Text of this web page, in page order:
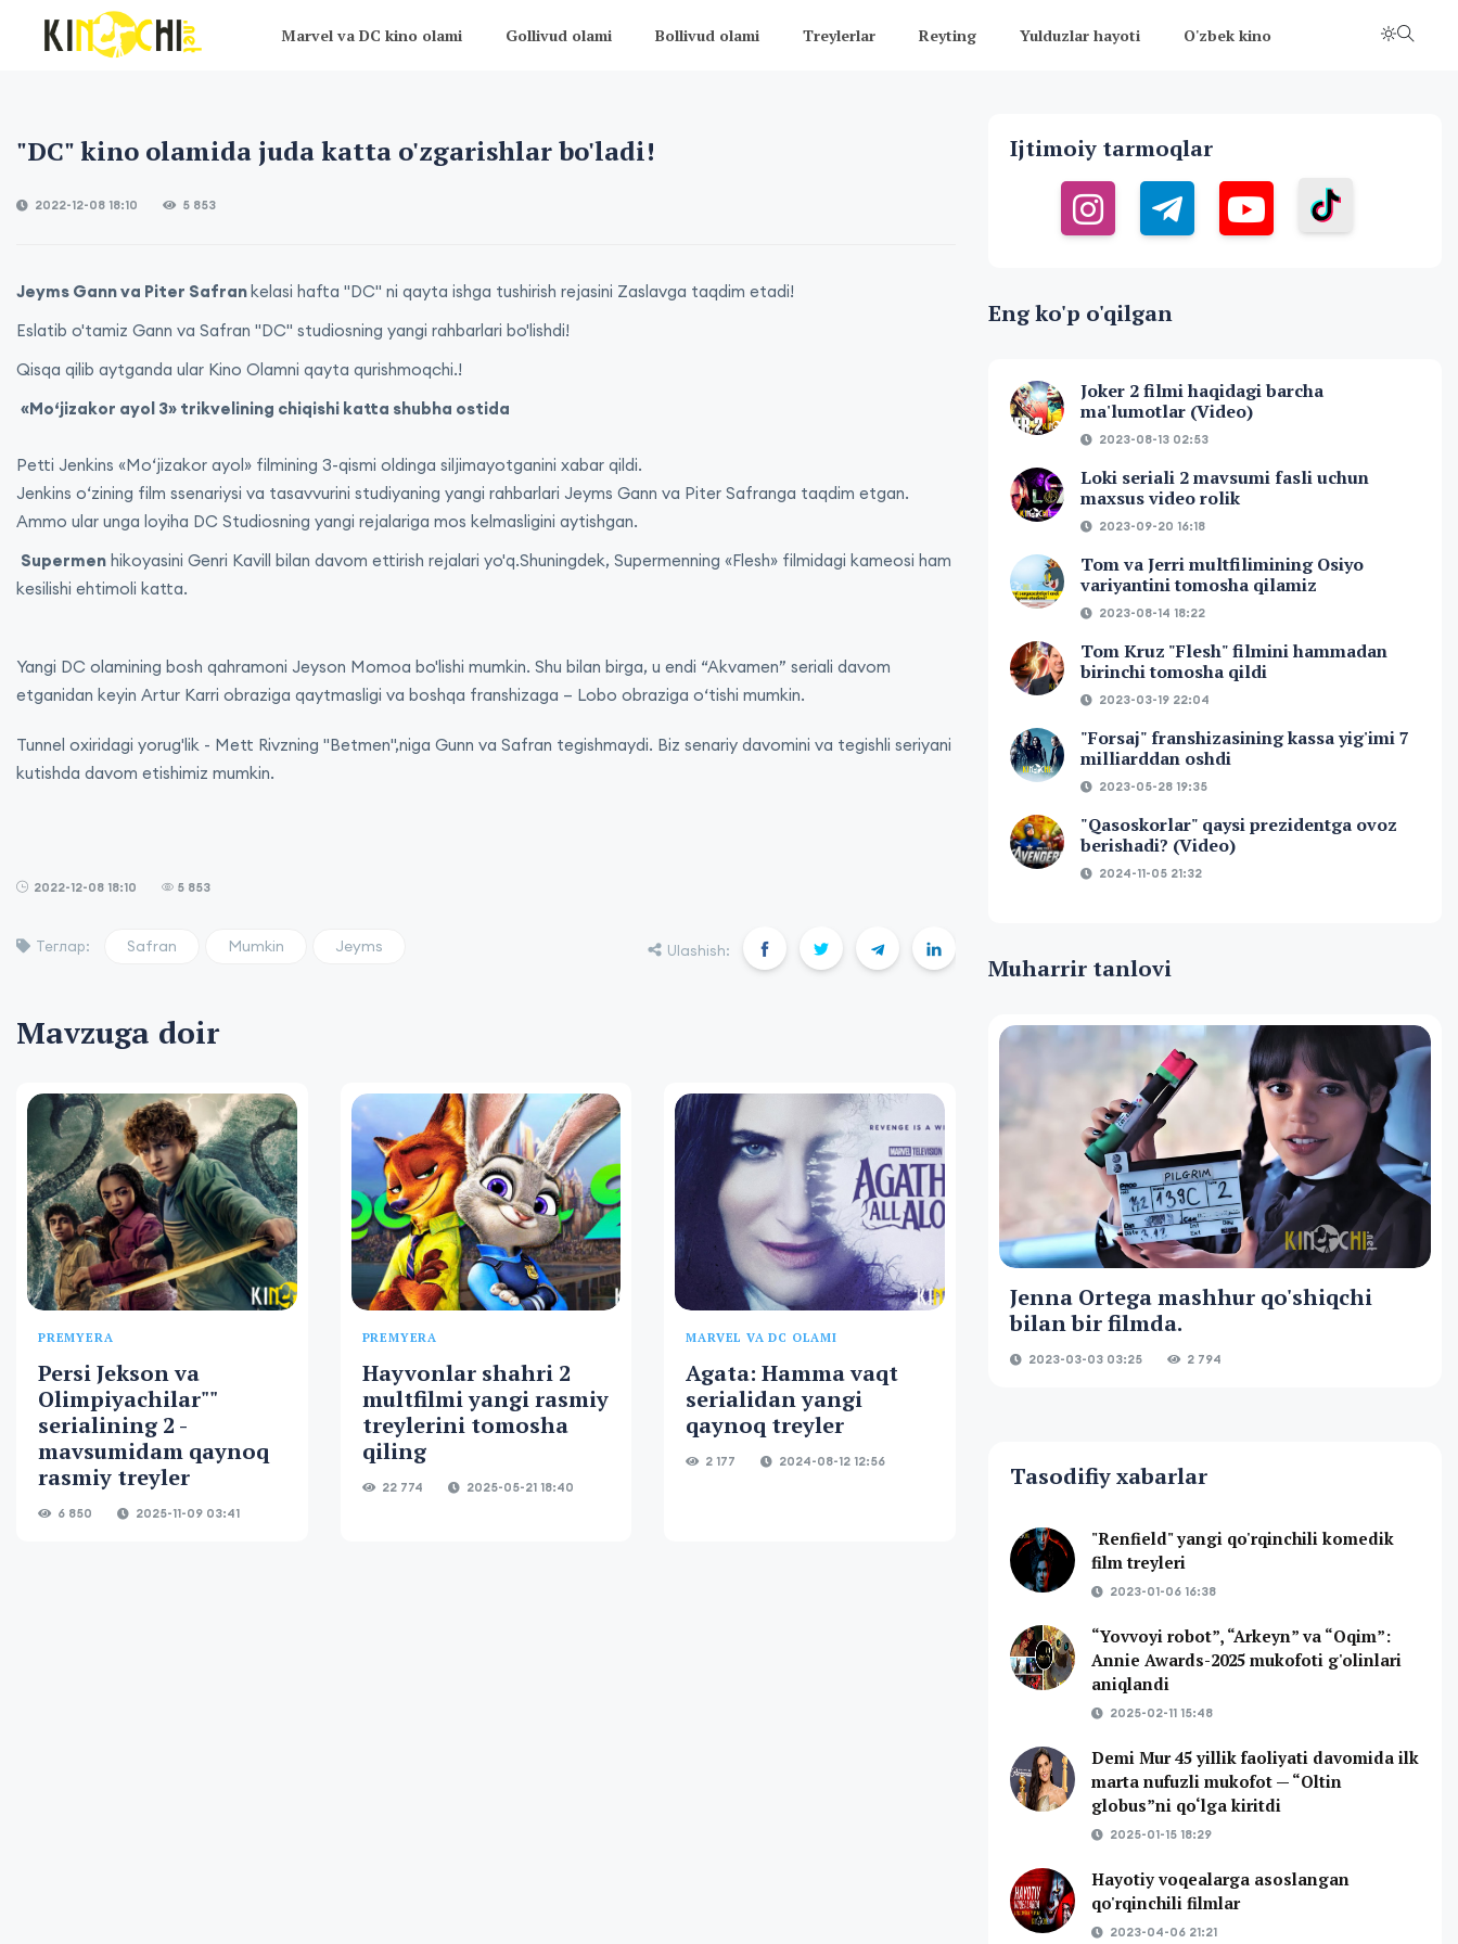
Marvel va DC kino olami Gollivud olami Bollivud olami Treylerlar Reyting Yulduzlar hayoti O'zbek kino
"DC" kino olamida juda katta o'zgarishlar bo'ladi!
2022-12-08 18:10 5 853
Jeyms Gann va Piter Safrankelasi hafta "DC" ni qayta ishga tushirish rejasini Zaslavga taqdim etadi!
Eslatib o'tamiz Gann va Safran "DC" studiosning yangi rahbarlari bo'lishdi!
Qisqa qilib aytganda ular Kino Olamni qayta qurishmoqchi.!
«Moʻjizakor ayol 3» trikvelining chiqishi katta shubha ostida
Petti Jenkins «Moʻjizakor ayol» filmining 3-qismi oldinga siljimayotganini xabar qildi.
Jenkins oʻzining film ssenariysi va tasavvurini studiyaning yangi rahbarlari Jeyms Gann va Piter Safranga taqdim etgan.
Ammo ular unga loyiha DC Studiosning yangi rejalariga mos kelmasligini aytishgan.
Supermen hikoyasini Genri Kavill bilan davom ettirish rejalari yo'q.Shuningdek, Supermenning «Flesh» filmidagi kameosi ham
kesilishi ehtimoli katta.
Yangi DC olamining bosh qahramoni Jeyson Momoa bo'lishi mumkin. Shu bilan birga, u endi “Akvamen” seriali davom
etganidan keyin Artur Karri obraziga qaytmasligi va boshqa franshizaga – Lobo obraziga o‘tishi mumkin.
Tunnel oxiridagi yorug'lik - Mett Rivzning "Betmen",niga Gunn va Safran tegishmaydi. Biz senariy davomini va tegishli seriyani
kutishda davom etishimiz mumkin.
2022-12-08 18:10 5 853
Теглар: Safran Mumkin Jeyms Ulashish:
Mavzuga doir
PREMYERA
Persi Jekson va
Olimpiyachilar""
serialining 2 -
mavsumidam qaynoq
rasmiy treyler
6 850 2025-11-09 03:41
PREMYERA
Hayvonlar shahri 2
multfilmi yangi rasmiy
treylerini tomosha
qiling
22 774 2025-05-21 18:40
MARVEL VA DC OLAMI
Agata: Hamma vaqt
serialidan yangi
qaynoq treyler
2 177 2024-08-12 12:56
Ijtimoiy tarmoqlar
Eng ko'p o'qilgan
Joker 2 filmi haqidagi barcha
ma'lumotlar (Video)
2023-08-13 02:53
Loki seriali 2 mavsumi fasli uchun
maxsus video rolik
2023-09-20 16:18
Tom va Jerri multfilimining Osiyo
variyantini tomosha qilamiz
2023-08-14 18:22
Tom Kruz "Flesh" filmini hammadan
birinchi tomosha qildi
2023-03-19 22:04
"Forsaj" franshizasining kassa yig'imi 7
milliarddan oshdi
2023-05-28 19:35
"Qasoskorlar" qaysi prezidentga ovoz
berishadi? (Video)
2024-11-05 21:32
Muharrir tanlovi
Jenna Ortega mashhur qo'shiqchi
bilan bir filmda.
2023-03-03 03:25 2 794
Tasodifiy xabarlar
"Renfield" yangi qo'rqinchili komedik
film treyleri
2023-01-06 16:38
“Yovvoyi robot”, “Arkeyn” va “Oqim”:
Annie Awards-2025 mukofoti g'olinlari
aniqlandi
2025-02-11 15:48
Demi Mur 45 yillik faoliyati davomida ilk
marta nufuzli mukofot — “Oltin
globus”ni qo‘lga kiritdi
2025-01-15 18:29
Hayotiy voqealarga asoslangan
qo'rqinchili filmlar
2023-04-06 21:21